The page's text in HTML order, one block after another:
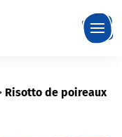
Risotto de poireaux